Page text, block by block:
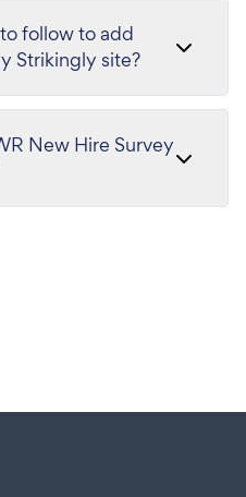
follow to add
Strikingly site?
New Hire Survey